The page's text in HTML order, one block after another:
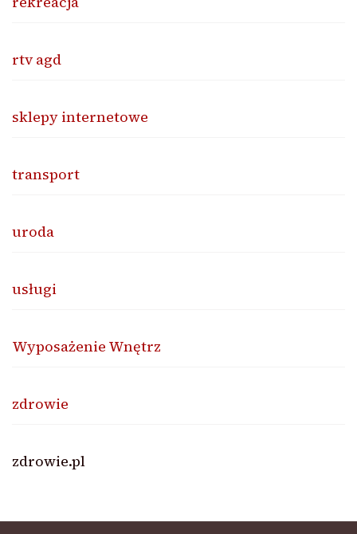
rtv agd
sklepy internetowe
transport
uroda
usługi
Wyposażenie Wnętrz
zdrowie
zdrowie.pl